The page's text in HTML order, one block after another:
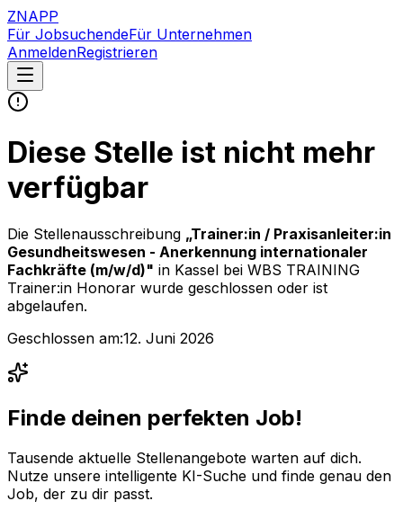
ZNAPP
Für JobsuchendeFür Unternehmen
AnmeldenRegistrieren
Diese Stelle ist nicht mehr
verfügbar
Die Stellenausschreibung „Trainer:in / Praxisanleiter:in
Gesundheitswesen - Anerkennung internationaler
Fachkräfte (m/w/d)" in Kassel bei WBS TRAINING
Trainer:in Honorar wurde geschlossen oder ist
abgelaufen.
Geschlossen am:12. Juni 2026
Finde deinen perfekten Job!
Tausende aktuelle Stellenangebote warten auf dich.
Nutze unsere intelligente KI-Suche und finde genau den
Job, der zu dir passt.